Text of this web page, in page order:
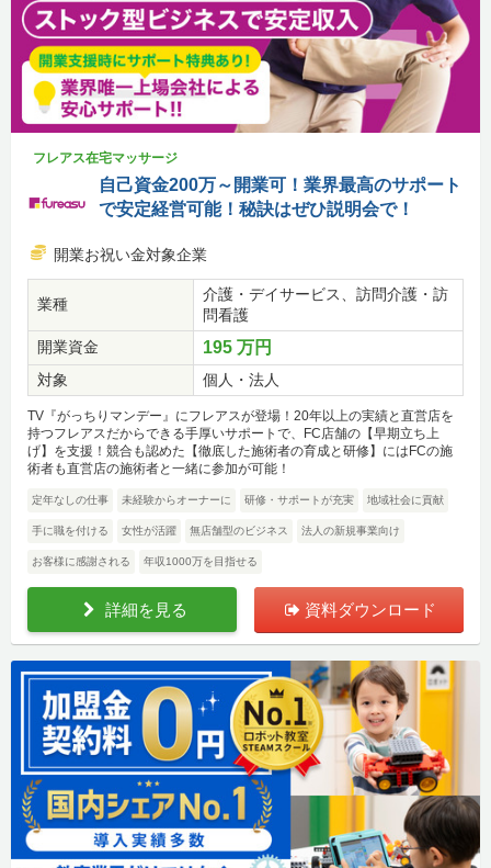
フレアス在宅マッサージ
自己資金200万～開業可！業界最高のサポート
で安定経営可能！秘訣はぜひ説明会で！
開業お祝い金対象企業
業種
介護・デイサービス、訪問介護・訪
問看護
開業資金
195 万円
対象 個人・法人
TV『がっちりマンデー』にフレアスが登場！20年以上の実績と直営店を
持つフレアスだからできる手厚いサポートで、FC店舗の【早期立ち上
げ】を支援！競合も認めた【徹底した施術者の育成と研修】にはFCの施
術者も直営店の施術者と一緒に参加が可能！
定年なしの仕事 未経験からオーナーに 研修・サポートが充実 地域社会に貢献
手に職を付ける 女性が活躍 無店舗型のビジネス 法人の新規事業向け
お客様に感謝される 年収1000万を目指せる
詳細を見る 資料ダウンロード